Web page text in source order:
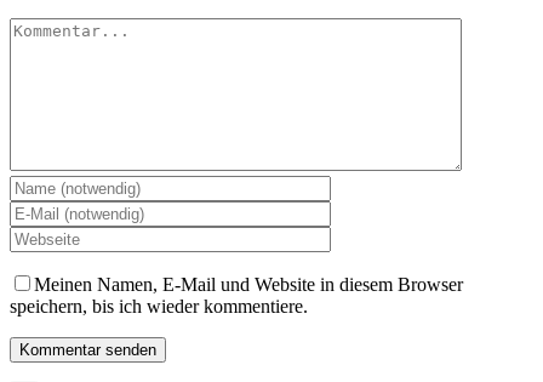
Kommentar
Meinen Namen, E-Mail und Website in diesem Browser
speichern, bis ich wieder kommentiere.